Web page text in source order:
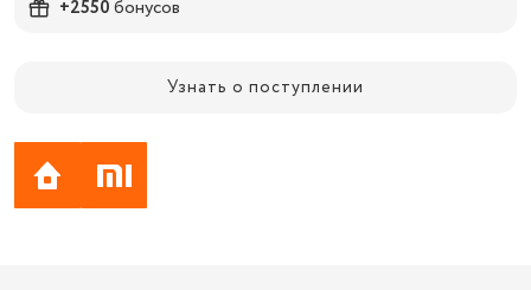
+2550бонусов
Узнать о поступлении